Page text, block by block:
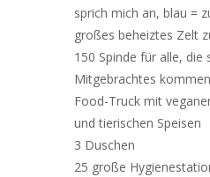
sprich mich an, blau =
großes beheiztes Zelt
150 Spinde für alle, die
Mitgebrachtes
Food-Truck mit
und tierischen Speisen
3 Duschen
25 große